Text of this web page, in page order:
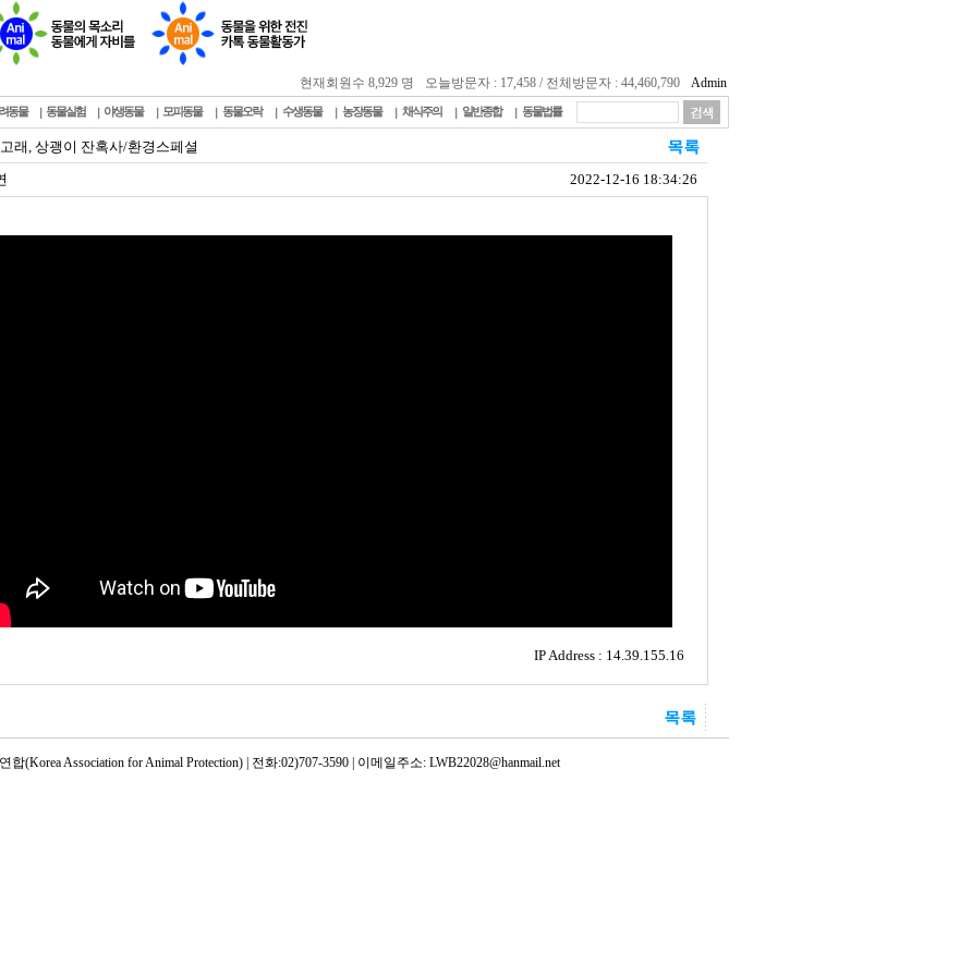
현재회원수 8,929 명 오늘방문자 : 17,458 / 전체방문자 : 44,460,790 Admin
동물 동물실험 야생동물 모피동물 동물오락 수생동물 농장동물 채식주의 일반종합 동물법률
래, 상괭이 잔혹사/환경스페셜
2022-12-16 18:34:26
IP Address : 14.39.155.16
합(Korea Association for Animal Protection) | 전화:02)707-3590 | 이메일주소: LWB22028@hanmail.net